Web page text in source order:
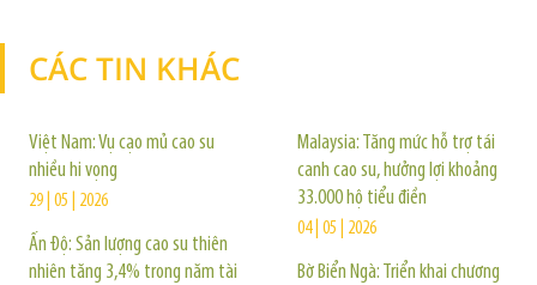
CÁC TIN KHÁC
Việt Nam: Vụ cạo mủ cao su
nhiều hi vọng
29 | 05 | 2026
Ấn Độ: Sản lượng cao su thiên
nhiên tăng 3,4% trong năm tài
Malaysia: Tăng mức hỗ trợ tái
canh cao su, hưởng lợi khoảng
33.000 hộ tiểu điền
04 | 05 | 2026
Bờ Biển Ngà: Triển khai chương